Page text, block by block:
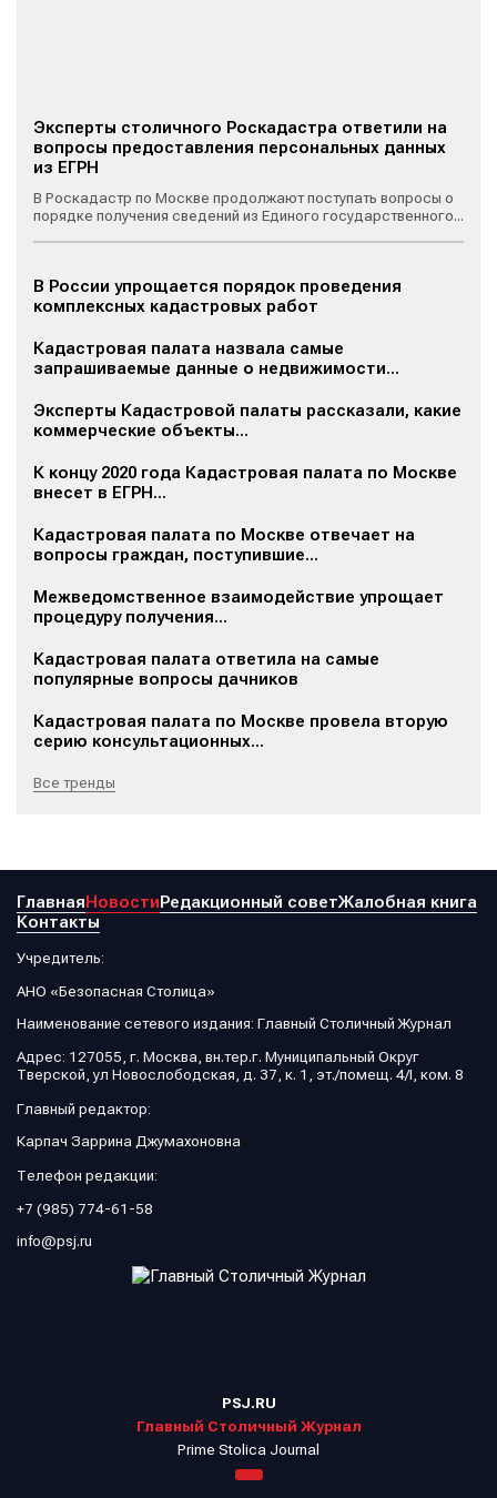
Эксперты столичного Роскадастра ответили на
вопросы предоставления персональных данных
из ЕГРН
В Роскадастр по Москве продолжают поступать вопросы о
порядке получения сведений из Единого государственного...
В России упрощается порядок проведения
комплексных кадастровых работ
Кадастровая палата назвала самые
запрашиваемые данные о недвижимости...
Эксперты Кадастровой палаты рассказали, какие
коммерческие объекты...
К концу 2020 года Кадастровая палата по Москве
внесет в ЕГРН...
Кадастровая палата по Москве отвечает на
вопросы граждан, поступившие...
Межведомственное взаимодействие упрощает
процедуру получения...
Кадастровая палата ответила на самые
популярные вопросы дачников
Кадастровая палата по Москве провела вторую
серию консультационных...
Все тренды
PSJ.RU
Главный Столичный Журнал
Prime Stolica Journal
ГлавнаяНовостиРедакционный советЖалобная книга
Контакты
Учредитель:
АНО «Безопасная Столица»
Наименование сетевого издания: Главный Столичный Журнал
Адрес: 127055, г. Москва, вн.тер.г. Муниципальный Округ
Тверской, ул Новослободская, д. 37, к. 1, эт./помещ. 4/I, ком. 8
Главный редактор:
Карпач Заррина Джумахоновна
Телефон редакции:
+7 (985) 774-61-58
info@psj.ru